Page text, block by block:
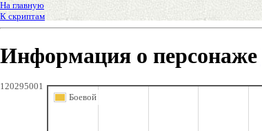
На главную
К скриптам
Информация о персонаже
120295001
Боевой